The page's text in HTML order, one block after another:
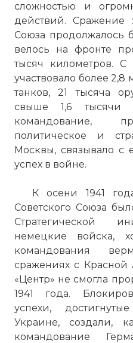
сложностью и
действий. Сражение
Союза продолжалось
велось на фронте
тысяч километров. С
участвовало более 2,8
танков, 21 тысяча
свыше 1,6 тысячи
командование,
политическое и
Москвы, связывало с
успех в войне.
К осени 1941
Советского Союза
Стратегической
немецкие войска,
командования
сражениях с
«Центр» не смогла
1941 года.
успехи,
Украине, создали,
командование